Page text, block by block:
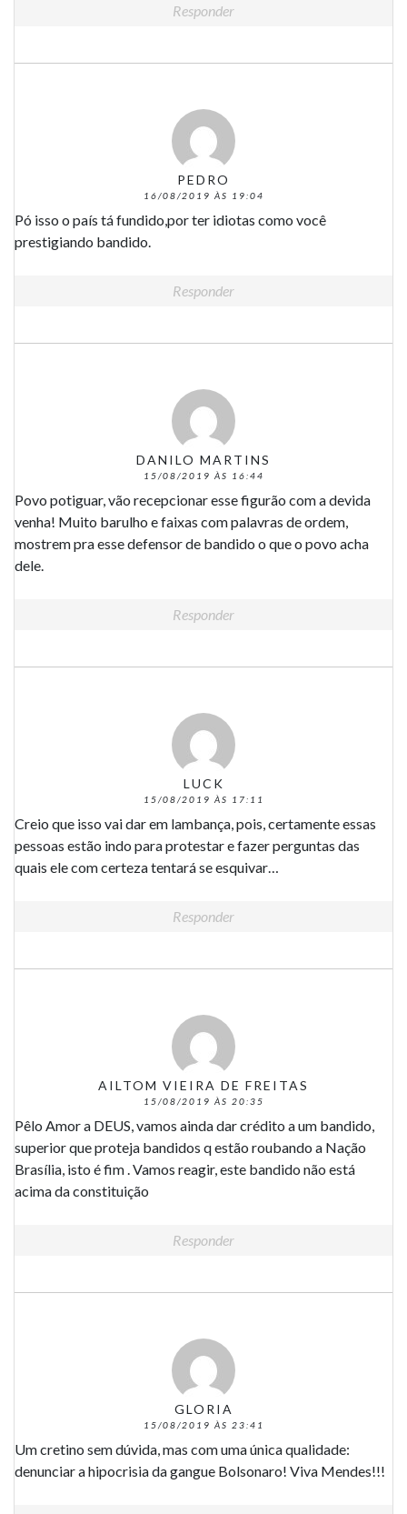
Responder
PEDRO
16/08/2019 ÀS 19:04
Pó isso o país tá fundido,por ter idiotas como você
prestigiando bandido.
Responder
DANILO MARTINS
15/08/2019 ÀS 16:44
Povo potiguar, vão recepcionar esse figurão com a devida
venha! Muito barulho e faixas com palavras de ordem,
mostrem pra esse defensor de bandido o que o povo acha
dele.
Responder
LUCK
15/08/2019 ÀS 17:11
Creio que isso vai dar em lambança, pois, certamente essas
pessoas estão indo para protestar e fazer perguntas das
quais ele com certeza tentará se esquivar…
Responder
AILTOM VIEIRA DE FREITAS
15/08/2019 ÀS 20:35
Pêlo Amor a DEUS, vamos ainda dar crédito a um bandido,
superior que proteja bandidos q estão roubando a Nação
Brasília, isto é fim . Vamos reagir, este bandido não está
acima da constituição
Responder
GLORIA
15/08/2019 ÀS 23:41
Um cretino sem dúvida, mas com uma única qualidade:
denunciar a hipocrisia da gangue Bolsonaro! Viva Mendes!!!